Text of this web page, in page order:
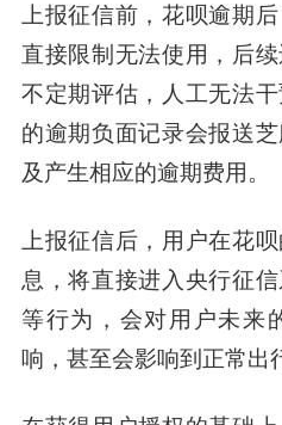
上报征信前，花呗逾期
直接限制无法使用，后
不定期评估，人工无法
的逾期负面记录会报送
及产生相应的逾期费用。
上报征信后，用户在花
息，将直接进入央行征
等行为，会对用户未来
响，甚至会影响到正常出